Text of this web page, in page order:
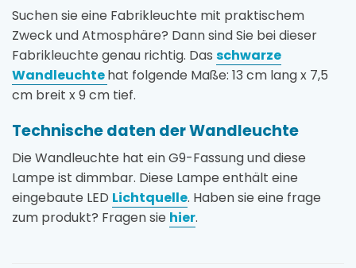
Suchen sie eine Fabrikleuchte mit praktischem
Zweck und Atmosphäre? Dann sind Sie bei dieser
Fabrikleuchte genau richtig. Das schwarze
Wandleuchtehat folgende Maße: 13 cm lang x 7,5
cm breit x 9 cm tief.
Technische daten der Wandleuchte
Die Wandleuchte hat ein G9-Fassung und diese
Lampe ist dimmbar. Diese Lampe enthält eine
eingebaute LED Lichtquelle. Haben sie eine frage
zum produkt? Fragen sie hier.